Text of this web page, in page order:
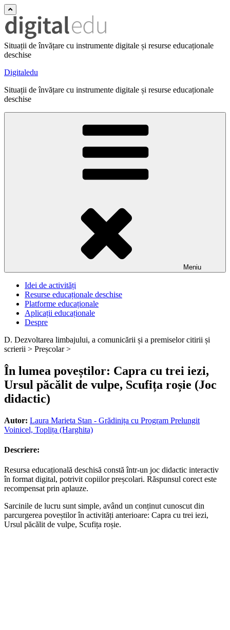
Situații de învățare cu instrumente digitale și resurse educaționale
deschise
Digitaledu
Situații de învățare cu instrumente digitale și resurse educaționale
deschise
Meniu
Idei de activități
Resurse educaționale deschise
Platforme educaționale
Aplicații educaționale
Despre
D. Dezvoltarea limbajului, a comunicării și a premiselor citirii și
scrierii > Preșcolar >
În lumea poveștilor: Capra cu trei iezi,
Ursul păcălit de vulpe, Scufița roșie (Joc
didactic)
Autor: Laura Marieta Stan - Grădinița cu Program Prelungit
Voinicel, Toplița (Harghita)
Descriere:
Resursa educațională deschisă constă într-un joc didactic interactiv
în format digital, potrivit copiilor preșcolari. Răspunsul corect este
recompensat prin aplauze.
Sarcinile de lucru sunt simple, având un conținut cunoscut din
parcurgerea poveștilor în activități anterioare: Capra cu trei iezi,
Ursul păcălit de vulpe, Scufița roșie.